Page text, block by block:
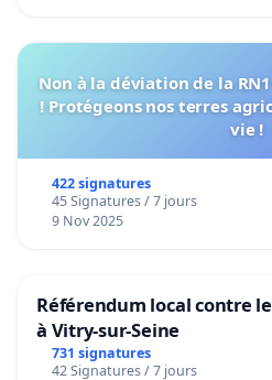
Non à la déviation de la
! Protégeons nos terres
vie !
422 signatures
45 Signatures / 7 jours
9 Nov 2025
Référendum local contre
à Vitry-sur-Seine
731 signatures
42 Signatures / 7 jours